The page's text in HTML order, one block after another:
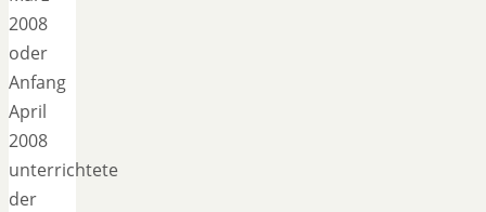
2008
oder
Anfang
April
2008
unterrichtete
der